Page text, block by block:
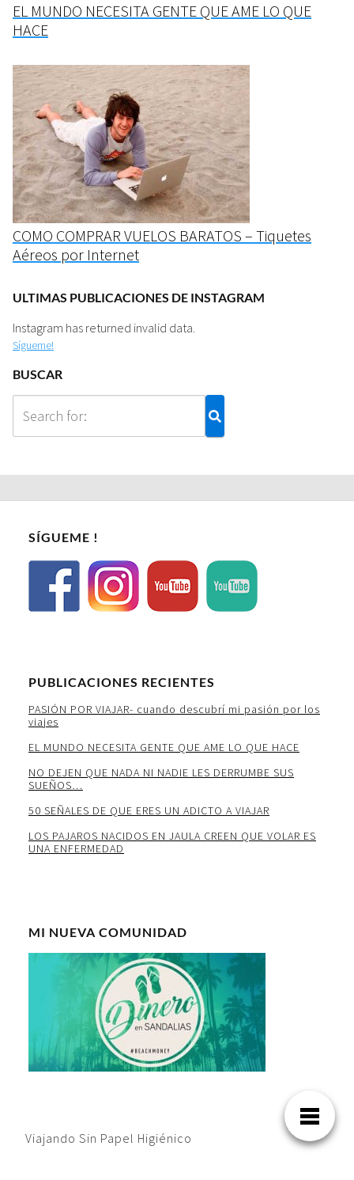
EL MUNDO NECESITA GENTE QUE AME LO QUE
HACE
COMO COMPRAR VUELOS BARATOS – Tiquetes
Aéreos por Internet
ULTIMAS PUBLICACIONES DE INSTAGRAM
Instagram has returned invalid data.
Sígueme!
BUSCAR
SÍGUEME !
PUBLICACIONES RECIENTES
PASIÓN POR VIAJAR- cuando descubrí mi pasión por los
viajes
EL MUNDO NECESITA GENTE QUE AME LO QUE HACE
NO DEJEN QUE NADA NI NADIE LES DERRUMBE SUS
SUEÑOS…
50 SEÑALES DE QUE ERES UN ADICTO A VIAJAR
LOS PAJAROS NACIDOS EN JAULA CREEN QUE VOLAR ES
UNA ENFERMEDAD
MI NUEVA COMUNIDAD
Viajando Sin Papel Higiénico